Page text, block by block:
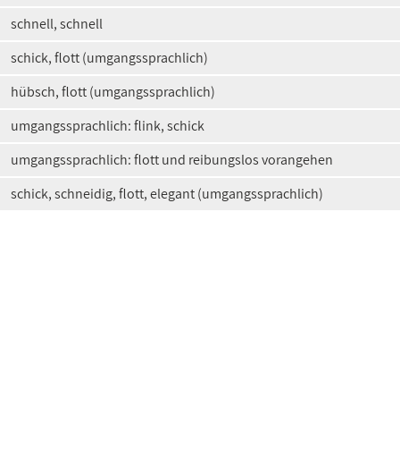
schnell, schnell
schick, flott (umgangssprachlich)
hübsch, flott (umgangssprachlich)
umgangssprachlich: flink, schick
umgangssprachlich: flott und reibungslos vorangehen
schick, schneidig, flott, elegant (umgangssprachlich)